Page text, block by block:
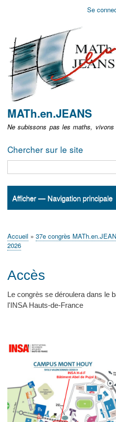
non
identifié
Se
MATh.en.JEANS
Ne subissons pas les maths,
Chercher sur le site
Navigation
Afficher — Navigation principale
Accueil
Actualités
MATh.en.JEANS ?
Régions et Ateliers
Créer, gérer un atelier
Sujets/Publications
Congrès
Fil
Accueil 37e congrès
2026
Accès
Le congrès se déroulera dans le
l'INSA Hauts-de-France